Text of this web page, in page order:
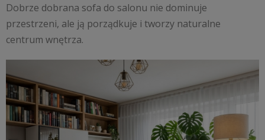
Dobrze dobrana sofa do salonu nie dominuje
przestrzeni, ale ją porządkuje i tworzy naturalne
centrum wnętrza.